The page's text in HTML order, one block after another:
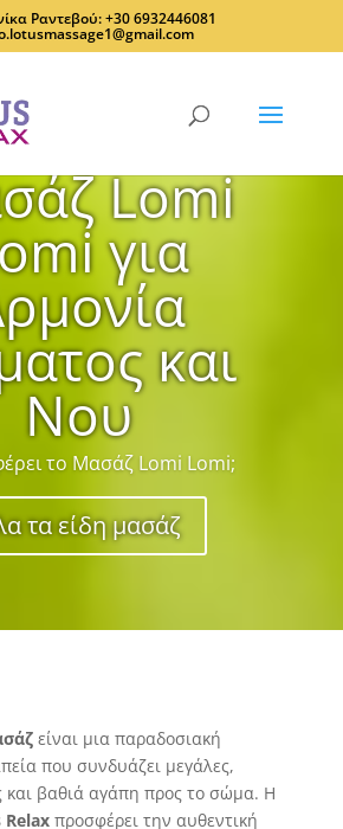
Ραντεβού: +30 6932446081
Lomi
για
και
Νου
το Μασάζ Lomi Lomi;
τα είδη μασάζ
είναι μια παραδοσιακή
που συνδυάζει μεγάλες,
και βαθιά αγάπη προς το σώμα. Η
Relaxπροσφέρει την αυθεντική